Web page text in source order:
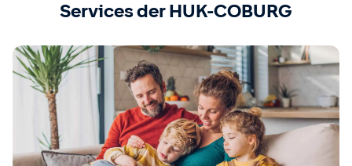
Services der HUK-COBURG